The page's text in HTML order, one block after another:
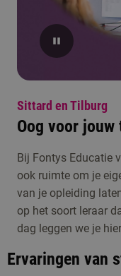
Sittard en Tilburg
Oog voor jouw
Bij Fontys Educatie
ook ruimte om je
van je opleiding
op het soort leraar
dag leggen we je
Ervaringen van